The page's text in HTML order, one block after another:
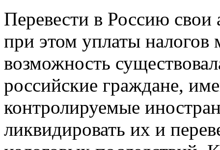
Перевести в Россию
при этом уплаты
возможность
российские граждане,
контролируемые
ликвидировать их и